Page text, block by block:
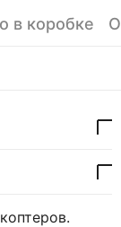
в коробке